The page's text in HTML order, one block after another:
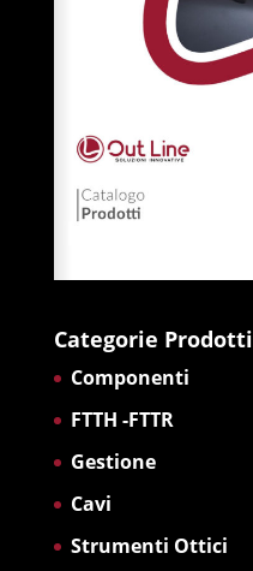
Categorie Prodotti
Componenti
FTTH -FTTR
Gestione
Cavi
Strumenti Ottici